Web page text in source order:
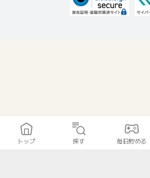
トップ 探す 毎日貯める